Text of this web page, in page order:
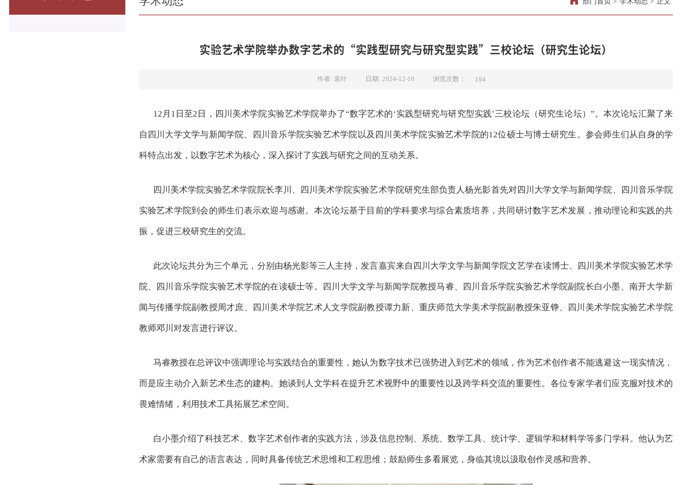
实验艺术学院举办数字艺术的“实践型研究与研究型实践”三校论坛​（研究生论坛）
作者: 袁叶 日期: 2024-12-10 浏览次数： 194
12月1日至2日，四川美术学院实验艺术学院举办了“数字艺术的‘实践型研究与研究型实践’三校论坛（研究生论坛）”。本次论坛汇聚了来
自四川大学文学与新闻学院、四川音乐学院实验艺术学院以及四川美术学院实验艺术学院的12位硕士与博士研究生。参会师生们从自身的学
科特点出发，以数字艺术为核心，深入探讨了实践与研究之间的互动关系。
四川美术学院实验艺术学院院长李川、四川美术学院实验艺术学院研究生部负责人杨光影首先对四川大学文学与新闻学院、四川音乐学院
实验艺术学院到会的师生们表示欢迎与感谢。本次论坛基于目前的学科要求与综合素质培养，共同研讨数字艺术发展，推动理论和实践的共
振，促进三校研究生的交流。
此次论坛共分为三个单元，分别由杨光影等三人主持，发言嘉宾来自四川大学文学与新闻学院文艺学在读博士、四川美术学院实验艺术学
院、四川音乐学院实验艺术学院的在读硕士等。四川大学文学与新闻学院教授马睿、四川音乐学院实验艺术学院副院长白小墨、南开大学新
闻与传播学院副教授周才庶、四川美术学院艺术人文学院副教授谭力新、重庆师范大学美术学院副教授朱亚铮、四川美术学院实验艺术学院
教师邓川对发言进行评议。
马睿教授在总评议中强调理论与实践结合的重要性，她认为数字技术已强势进入到艺术的领域，作为艺术创作者不能逃避这一现实情况，
而是应主动介入新艺术生态的建构。她谈到人文学科在提升艺术视野中的重要性以及跨学科交流的重要性。各位专家学者们应克服对技术的
畏难情绪，利用技术工具拓展艺术空间。
白小墨介绍了科技艺术、数字艺术创作者的实践方法，涉及信息控制、系统、数学工具、统计学、逻辑学和材料学等多门学科。他认为艺
术家需要有自己的语言表达，同时具备传统艺术思维和工程思维；鼓励师生多看展览，身临其境以汲取创作灵感和营养。